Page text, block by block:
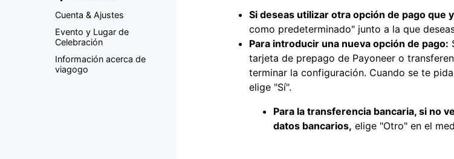
Cuenta & Ajustes
Evento y Lugar de
Celebración
Información acerca de
viagogo
Si deseas utilizar otra opción de pago que
como predeterminado" junto a la que
Para introducir una nueva opción de pago:
tarjeta de prepago de Payoneer o
terminar la configuración. Cuando se te
elige "Sí".
Para la transferencia bancaria, si no
datos bancarios, elige "Otro" en el